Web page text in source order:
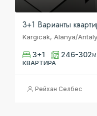
3+1 Варианты
Kargıcak, Alanya/
3+1 246-302
КВАРТИРА
Рейхан Селбес